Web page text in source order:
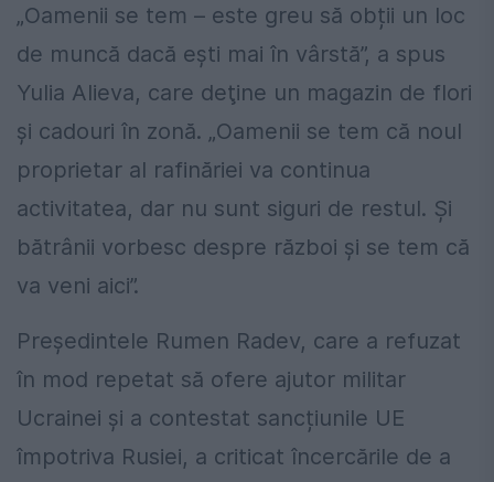
„Oamenii se tem – este greu să obții un loc
de muncă dacă ești mai în vârstă”, a spus
Yulia Alieva, care deţine un magazin de flori
și cadouri în zonă. „Oamenii se tem că noul
proprietar al rafinăriei va continua
activitatea, dar nu sunt siguri de restul. Și
bătrânii vorbesc despre război și se tem că
va veni aici”.
Președintele Rumen Radev, care a refuzat
în mod repetat să ofere ajutor militar
Ucrainei și a contestat sancțiunile UE
împotriva Rusiei, a criticat încercările de a